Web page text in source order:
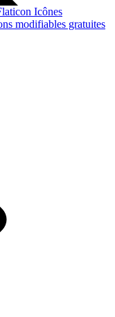
Icônes
modifiables gratuites